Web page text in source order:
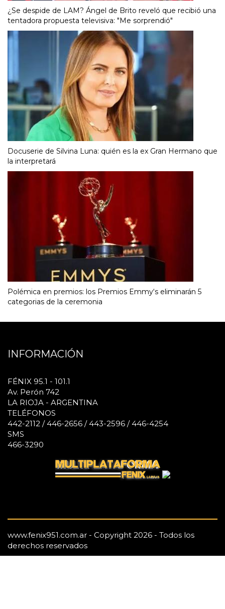
¿Se despide de LAM? Ángel de Brito reveló que recibió una
tentadora propuesta televisiva: "Me sorprendió"
Docuserie de Silvina Luna: quién es la ex Gran Hermano que
la interpretará
Polémica en premios: los Premios Emmy‘s eliminarán 5
categorias de la ceremonia
INFORMACIÓN
FÉNIX 95.1 - 101.1
Av. Perón 742
LA RIOJA - ARGENTINA
TELÉFONOS
442-2112 / 446-2656 / 443-2596 / 446-4254
SMS
466-3290
www.fenix951.com.ar - Copyright 2026 - Todos los
derechos reservados